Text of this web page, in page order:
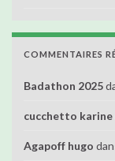
COMMENTAIRES
Badathon 2025
cucchetto karine
Agapoff hugo